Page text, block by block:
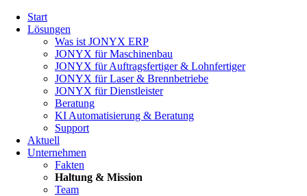
überspringen
Start
Lösungen
Was ist JONYX ERP
JONYX für Maschinenbau
JONYX für Auftragsfertiger & Lohnfertiger
JONYX für Laser & Brennbetriebe
JONYX für Dienstleister
Beratung
KI Automatisierung & Beratung
Support
Aktuell
Unternehmen
Fakten
Haltung & Mission
Team